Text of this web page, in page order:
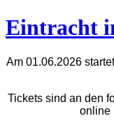
Eintracht
Am 01.06.2026
Tickets sind an den
online